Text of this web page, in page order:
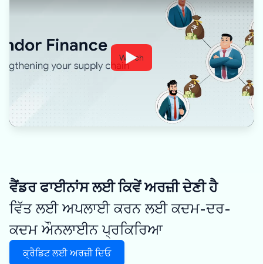
Watch
ਵੈਂਡਰ ਫਾਈਨਾਂਸ ਲਈ ਕਿਵੇਂ ਅਰਜ਼ੀ ਦੇਣੀ ਹੈ
ਵਿੱਤ ਲਈ ਅਪਲਾਈ ਕਰਨ ਲਈ ਕਦਮ-ਦਰ-
ਕਦਮ ਔਨਲਾਈਨ ਪ੍ਰਕਿਰਿਆ
ਕ੍ਰੈਡਿਟ ਲਈ ਅਰਜ਼ੀ ਦਿਓ